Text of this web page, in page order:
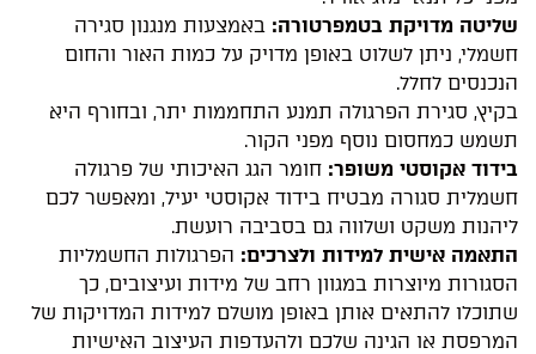
שליטה מדויקת בטמפרטורה: באמצעות מנגנון סגירה
חשמלי, ניתן לשלוט באופן מדויק על כמות האור והחום
הנכנסים לחלל.
בקיץ, סגירת הפרגולה תמנע התחממות יתר, ובחורף היא
תשמש כמחסום נוסף מפני הקור.
בידוד אקוסטי משופר: חומר הגג האיכותי של פרגולה
חשמלית סגורה מבטיח בידוד אקוסטי יעיל, ומאפשר לכם
ליהנות משקט ושלווה גם בסביבה רועשת.
התאמה אישית למידות ולצרכים: הפרגולות החשמליות
הסגורות מיוצרות במגוון רחב של מידות ועיצובים, כך
שתוכלו להתאים אותן באופן מושלם למידות המדויקות של
המרפסת או הגינה שלכם ולהעדפות העיצוב האישיות